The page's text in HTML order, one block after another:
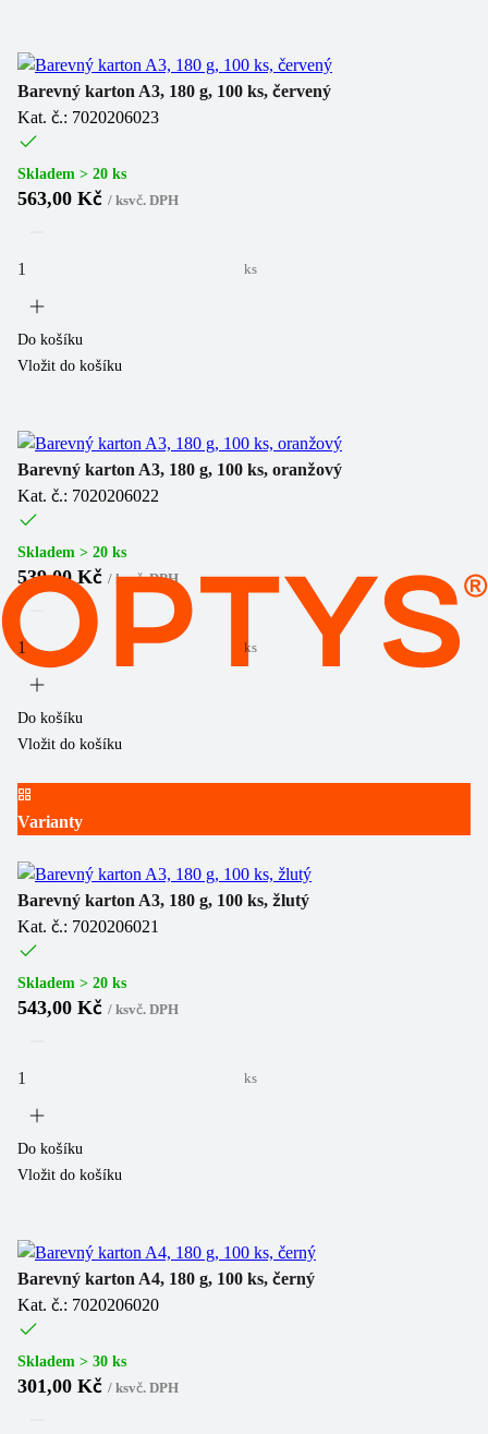
Barevný karton A3, 180 g, 100 ks, červený
Kat. č.: 7020206023
Skladem > 20 ks
563,00 Kč / ksvč. DPH
ks
Do košíku
Vložit do košíku
Barevný karton A3, 180 g, 100 ks, oranžový
Kat. č.: 7020206022
Skladem > 20 ks
539,00 Kč / ksvč. DPH
ks
Do košíku
Vložit do košíku
Varianty
Barevný karton A3, 180 g, 100 ks, žlutý
Kat. č.: 7020206021
Skladem > 20 ks
543,00 Kč / ksvč. DPH
ks
Do košíku
Vložit do košíku
Barevný karton A4, 180 g, 100 ks, černý
Kat. č.: 7020206020
Skladem > 30 ks
301,00 Kč / ksvč. DPH